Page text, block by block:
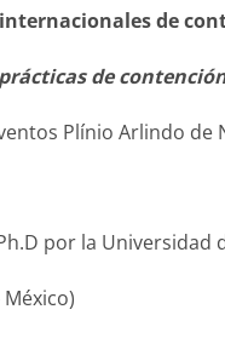
internacionales de
de
Plínio Arlindo
por la Universidad